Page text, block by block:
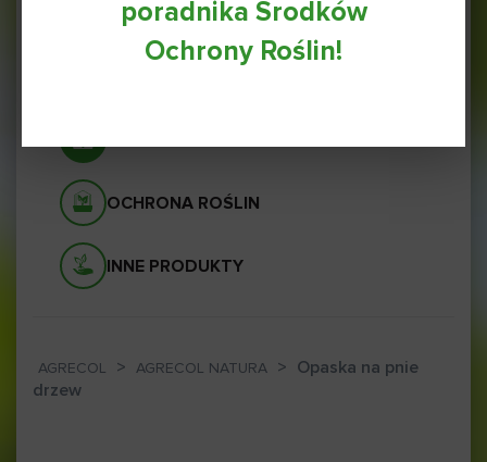
poradnika Środków
Ochrony Roślin!
NAWOZY
OCHRONA ROŚLIN
INNE PRODUKTY
AGRECOL > AGRECOL NATURA > Opaska na pnie
drzew